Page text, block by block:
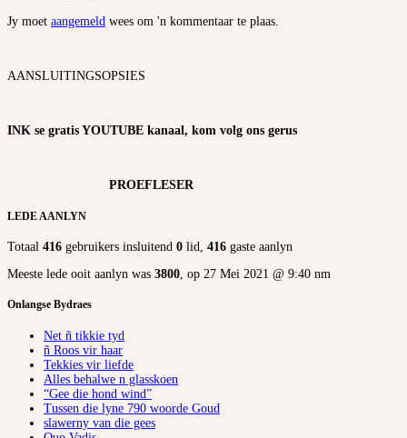
Jy moet aangemeld wees om 'n kommentaar te plaas.
AANSLUITINGSOPSIES
INK se gratis YOUTUBE kanaal, kom volg ons gerus
PROEFLESER
LEDE AANLYN
Totaal 416 gebruikers insluitend 0 lid, 416 gaste aanlyn
Meeste lede ooit aanlyn was 3800 , op 27 Mei 2021 @ 9:40 nm
Onlangse Bydraes
Net ñ tikkie tyd
ñ Roos vir haar
Tekkies vir liefde
Alles behalwe n glasskoen
“Gee die hond wind”
Tussen die lyne 790 woorde Goud
slawerny van die gees